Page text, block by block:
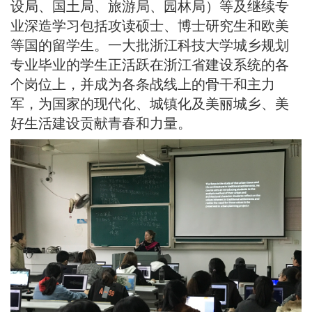
设局、国土局、旅游局、园林局）等及继续专
业深造学习包括攻读硕士、博士研究生和欧美
等国的留学生。一大批浙江科技大学城乡规划
专业毕业的学生正活跃在浙江省建设系统的各
个岗位上，并成为各条战线上的骨干和主力
军，为国家的现代化、城镇化及美丽城乡、美
好生活建设贡献青春和力量。